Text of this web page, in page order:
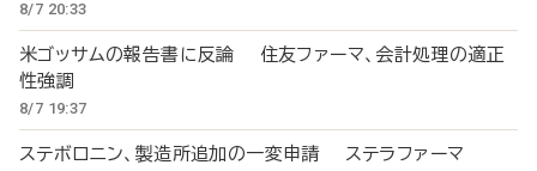
8/7 20:33
米ゴッサムの報告書に反論 住友ファーマ、会計処理の適正
性強調
8/7 19:37
ステボロニン、製造所追加の一変申請 ステラファーマ